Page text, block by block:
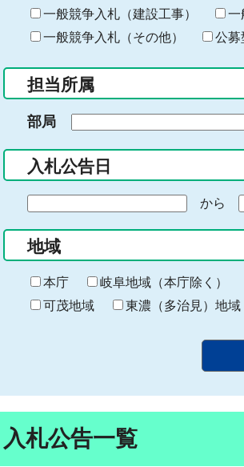
キ
ー
ー
入
力
一般競争入札（建設工事） 一
一般競争入札（その他）
公募
担当所属
部局
入札公告日
の
始
ま
り
から
地域
本庁 岐阜地域（本庁除く）
可茂地域
東濃（多治見）地域
入札公告一覧